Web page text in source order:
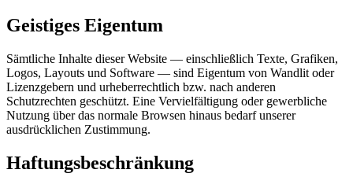
Geistiges Eigentum
Sämtliche Inhalte dieser Website — einschließlich Texte, Grafiken,
Logos, Layouts und Software — sind Eigentum von Wandlit oder
Lizenzgebern und urheberrechtlich bzw. nach anderen
Schutzrechten geschützt. Eine Vervielfältigung oder gewerbliche
Nutzung über das normale Browsen hinaus bedarf unserer
ausdrücklichen Zustimmung.
Haftungsbeschränkung